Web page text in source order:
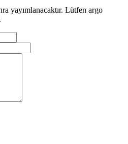
yayımlanacaktır. Lütfen argo